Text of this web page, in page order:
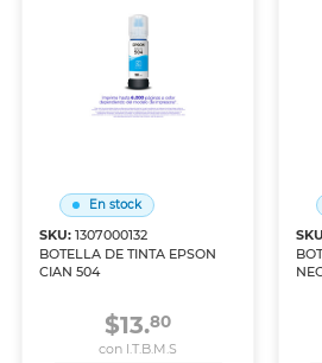
En stock
SKU:1307000132
BOTELLA DE TINTA EPSON
CIAN 504
$13.80
con I.T.B.M.S